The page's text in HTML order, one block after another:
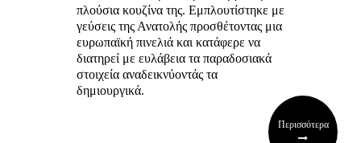
πλούσια κουζίνα της. Εμπλουτίστηκε με
γεύσεις της Ανατολής προσθέτοντας μια
ευρωπαϊκή πινελιά και κατάφερε να
διατηρεί με ευλάβεια τα παραδοσιακά
στοιχεία αναδεικνύοντάς τα
δημιουργικά.
Περισσότερα